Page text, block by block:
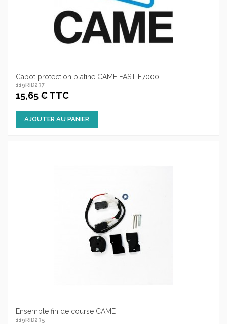
Capot protection platine CAME FAST F7000
119RID237
15,65 € TTC
AJOUTER AU PANIER
Ensemble fin de course CAME
119RID235